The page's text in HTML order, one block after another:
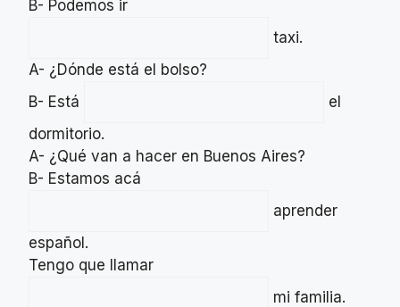
B- Podemos ir
taxi.
A- ¿Dónde está el bolso?
B- Está
el
dormitorio.
A- ¿Qué van a hacer en Buenos Aires?
B- Estamos acá
aprender
español.
Tengo que llamar
mi familia.